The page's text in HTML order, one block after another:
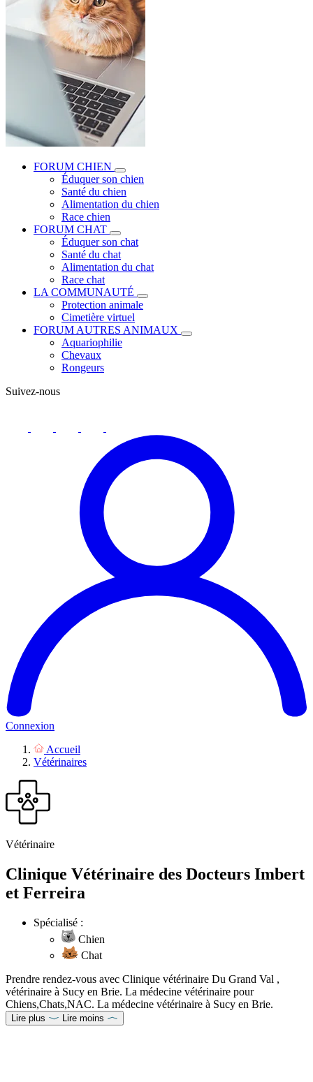
FORUM CHIEN
Éduquer son chien
Santé du chien
Alimentation du chien
Race chien
FORUM CHAT
Éduquer son chat
Santé du chat
Alimentation du chat
Race chat
LA COMMUNAUTÉ
Protection animale
Cimetière virtuel
FORUM AUTRES ANIMAUX
Aquariophilie
Chevaux
Rongeurs
Suivez-nous
Connexion
Accueil
Vétérinaires
Vétérinaire
Clinique Vétérinaire des Docteurs Imbert
et Ferreira
Spécialisé :
Chien
Chat
Prendre rendez-vous avec Clinique vétérinaire Du Grand Val ,
vétérinaire à Sucy en Brie. La médecine vétérinaire pour
Chiens,Chats,NAC. La médecine vétérinaire à Sucy en Brie.
Lire plus Lire moins